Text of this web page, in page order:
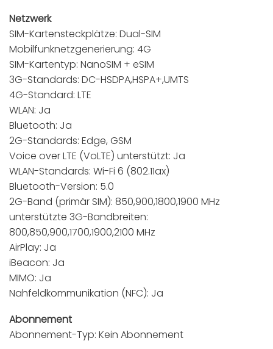
Netzwerk
SIM-Kartensteckplätze: Dual-SIM
Mobilfunknetzgenerierung: 4G
SIM-Kartentyp: NanoSIM + eSIM
3G-Standards: DC-HSDPA,HSPA+,UMTS
4G-Standard: LTE
WLAN: Ja
Bluetooth: Ja
2G-Standards: Edge, GSM
Voice over LTE (VoLTE) unterstützt: Ja
WLAN-Standards: Wi-Fi 6 (802.11ax)
Bluetooth-Version: 5.0
2G-Band (primär SIM): 850,900,1800,1900 MHz
unterstützte 3G-Bandbreiten:
800,850,900,1700,1900,2100 MHz
AirPlay: Ja
iBeacon: Ja
MIMO: Ja
Nahfeldkommunikation (NFC): Ja
Abonnement
Abonnement-Typ: Kein Abonnement